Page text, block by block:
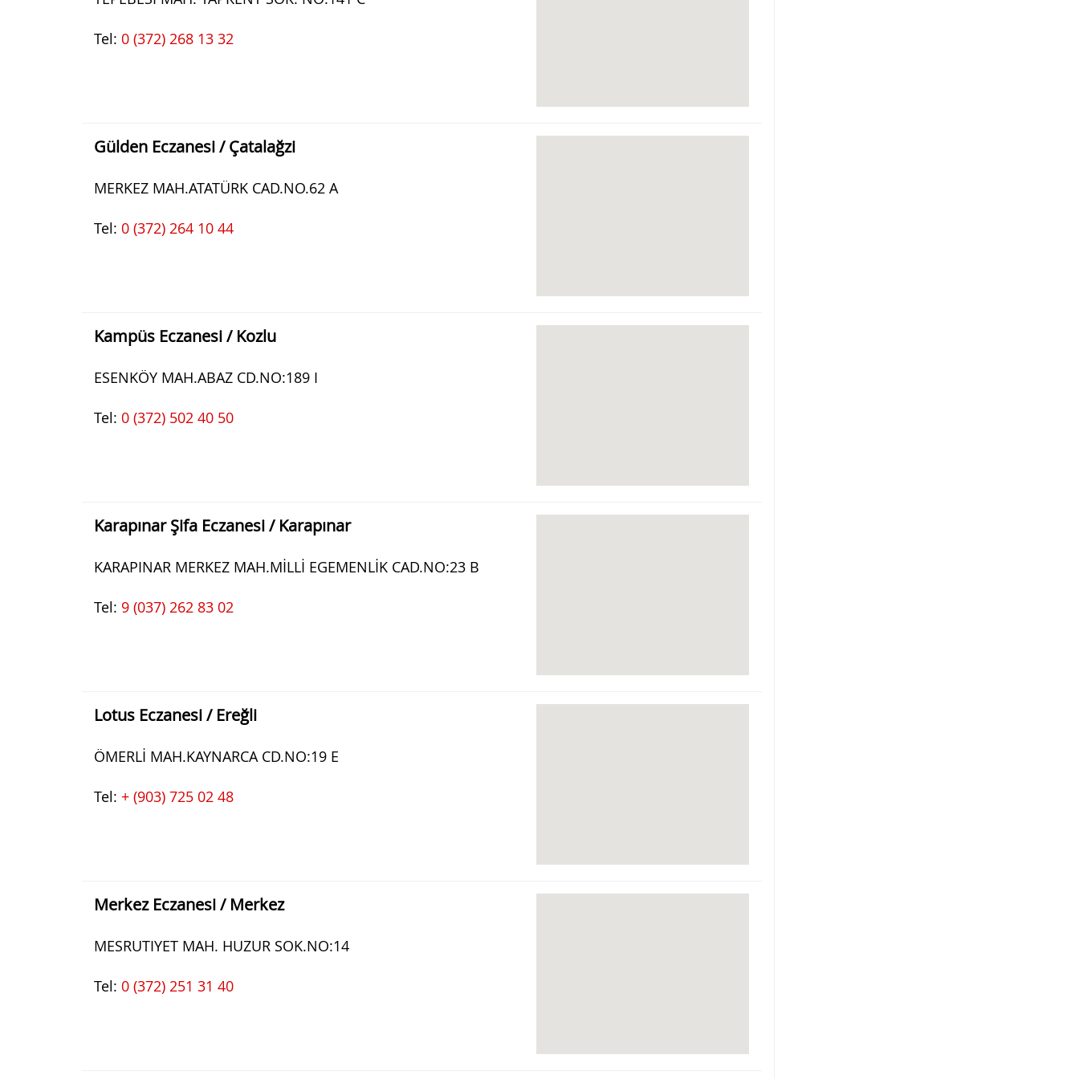
Tel: 0 (372) 268 13 32
Gülden Eczanesi / Çatalağzi
MERKEZ MAH.ATATÜRK CAD.NO.62 A
Tel: 0 (372) 264 10 44
Kampüs Eczanesi / Kozlu
ESENKÖY MAH.ABAZ CD.NO:189 I
Tel: 0 (372) 502 40 50
Karapınar Şifa Eczanesi / Karapınar
KARAPINAR MERKEZ MAH.MİLLİ EGEMENLİK CAD.NO:23 B
Tel: 9 (037) 262 83 02
Lotus Eczanesi / Ereğli
ÖMERLİ MAH.KAYNARCA CD.NO:19 E
Tel: + (903) 725 02 48
Merkez Eczanesi / Merkez
MESRUTIYET MAH. HUZUR SOK.NO:14
Tel: 0 (372) 251 31 40